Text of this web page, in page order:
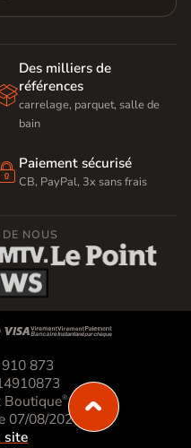
Des milliers de
références
carrelage, parquet, salle de
bain
Paiement sécurisé
CB, PayPal, 3x sans frais
NOUS

873
®
07/08/2026
site